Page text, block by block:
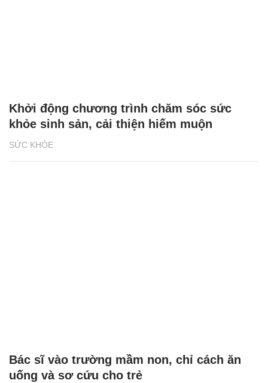
SỨC KHỎE
Khởi động chương trình chăm sóc sức
khỏe sinh sản, cải thiện hiếm muộn
Bác sĩ vào trường mầm non, chỉ cách ăn
uống và sơ cứu cho trẻ